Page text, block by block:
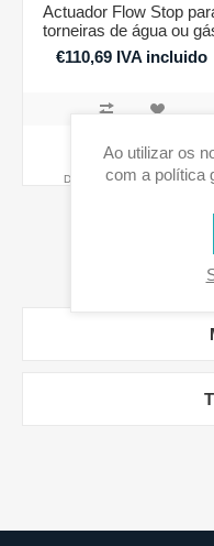
Actuador Flow Stop
torneiras de água ou
€110,69 IVA incluido
COMPRAR
Disponibilidade: Sem stock
Ao utilizar os
com a política